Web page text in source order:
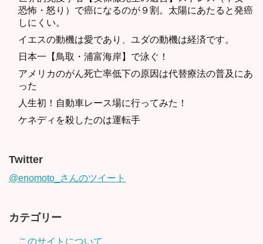
恐怖・怒り）で癌になるのが９割。太陽にあたると発癌
しにくい。
イエスの動機は愛であり、ユダの動機は経済です。
日本一【鳥取・浦富海岸】で泳ぐ！
アメリカのがん死亡率低下の原因は代替療法の普及にあ
った
人生初！自動車レース場に行ってみた！
ケネディを殺したのは運転手
Twitter
@enomoto_さんのツイート
カテゴリー
このサイトについて